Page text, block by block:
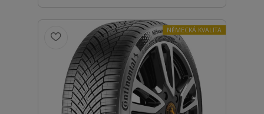
NĚMECKÁ KVALITA